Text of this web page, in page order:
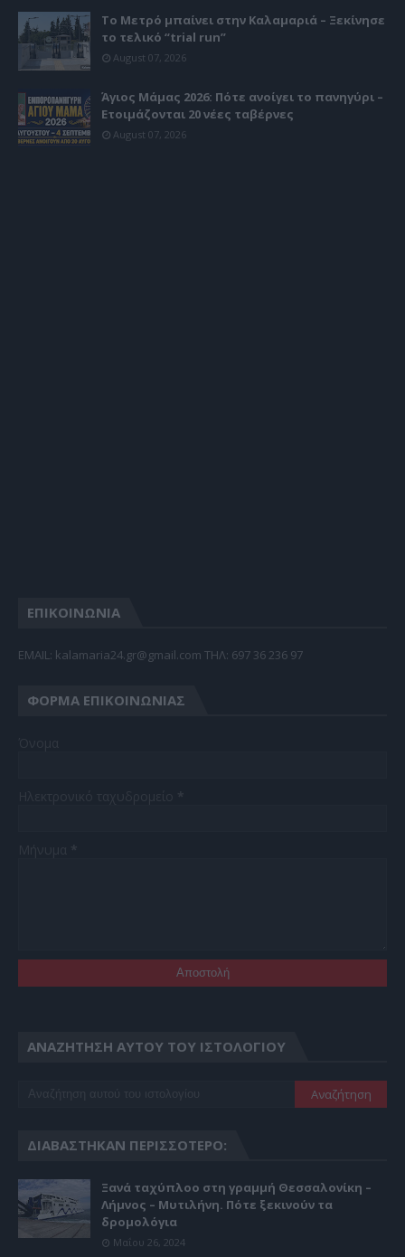
Το Μετρό μπαίνει στην Καλαμαριά – Ξεκίνησε
το τελικό “trial run”
August 07, 2026
Άγιος Μάμας 2026: Πότε ανοίγει το πανηγύρι –
Ετοιμάζονται 20 νέες ταβέρνες
August 07, 2026
ΕΠΙΚΟΙΝΩΝΙΑ
EMAIL: kalamaria24.gr@gmail.com TΗΛ: 697 36 236 97
ΦΌΡΜΑ ΕΠΙΚΟΙΝΩΝΊΑΣ
ΑΝΑΖΉΤΗΣΗ ΑΥΤΟΎ ΤΟΥ ΙΣΤΟΛΟΓΊΟΥ
ΔΙΑΒΆΣΤΗΚΑΝ ΠΕΡΙΣΣΌΤΕΡΟ:
Ξανά ταχύπλοο στη γραμμή Θεσσαλονίκη –
Λήμνος – Μυτιλήνη. Πότε ξεκινούν τα
δρομολόγια
Μαΐου 26, 2024